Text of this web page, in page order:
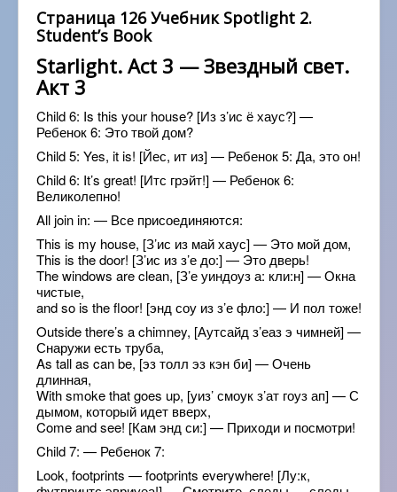
Страница 126 Учебник Spotlight 2.
Student’s Book
Starlight. Act 3 — Звездный свет.
Акт 3
Child 6: Is this your house? [Из з’ис ё хаус?] —
Ребенок 6: Это твой дом?
Child 5: Yes, it is! [Йес, ит из] — Ребенок 5: Да, это он!
Child 6: It’s great! [Итс грэйт!] — Ребенок 6:
Великолепно!
All join in: — Все присоединяются:
This is my house, [З’ис из май хаус] — Это мой дом,
This is the door! [З’ис из з’е до:] — Это дверь!
The windows are clean, [З’е уиндоуз а: кли:н] — Окна
чистые,
and so is the floor! [энд соу из з’е фло:] — И пол тоже!
Outside there’s a chimney, [Аутсайд з’еаз э чимней] —
Снаружи есть труба,
As tall as can be, [эз толл эз кэн би] — Очень
длинная,
With smoke that goes up, [уиз’ смоук з’ат гоуз ап] — С
дымом, который идет вверх,
Come and see! [Кам энд си:] — Приходи и посмотри!
Child 7: — Ребенок 7:
Look, footprints — footprints everywhere! [Лу:к,